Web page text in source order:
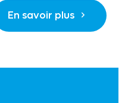
En savoir plus